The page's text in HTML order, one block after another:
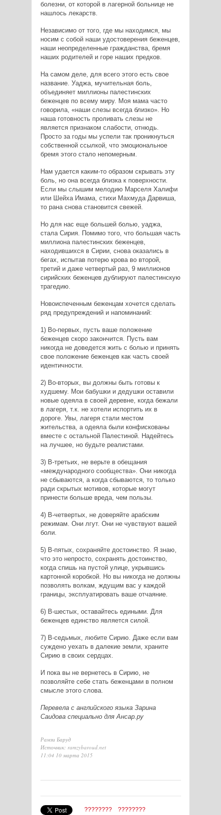
болезни, от которой в лагерной больнице не
нашлось лекарств.
Независимо от того, где мы находимся, мы
носим с собой наши удостоверения беженцев,
наши неопределенные гражданства, бремя
наших родителей и горе наших предков.
На самом деле, для всего этого есть свое
название. Уаджа, мучительная боль,
объединяет миллионы палестинских
беженцев по всему миру. Моя мама часто
говорила, «наши слезы всегда близко». Но
наша готовность проливать слезы не
является признаком слабости, отнюдь.
Просто за годы мы успели так проникнуться
собственной ссылкой, что эмоциональное
бремя этого стало непомерным.
Нам удается каким-то образом скрывать эту
боль, но она всегда близка к поверхности.
Если мы слышим мелодию Марселя Халифи
или Шейха Имама, стихи Махмуда Дарвиша,
то рана снова становится свежей.
Но для нас еще большей болью, уаджа,
стала Сирия. Помимо того, что большая часть
миллиона палестинских беженцев,
находившихся в Сирии, снова оказались в
бегах, испытав потерю крова во второй,
третий и даже четвертый раз, 9 миллионов
сирийских беженцев дублируют палестинскую
трагедию.
Новоиспеченным беженцам хочется сделать
ряд предупреждений и напоминаний:
1) Во-первых, пусть ваше положение
беженцев скоро закончится. Пусть вам
никогда не доведется жить с болью и принять
свое положение беженцев как часть своей
идентичности.
2) Во-вторых, вы должны быть готовы к
худшему. Мои бабушки и дедушки оставили
новые одеяла в своей деревне, когда бежали
в лагеря, т.к. не хотели испортить их в
дороге. Увы, лагеря стали местом
жительства, а одеяла были конфискованы
вместе с остальной Палестиной. Надейтесь
на лучшее, но будьте реалистами.
3) В-третьих, не верьте в обещания
«международного сообщества». Они никогда
не сбываются, а когда сбываются, то только
ради скрытых мотивов, которые могут
принести больше вреда, чем пользы.
4) В-четвертых, не доверяйте арабским
режимам. Они лгут. Они не чувствуют вашей
боли.
5) В-пятых, сохраняйте достоинство. Я знаю,
что это непросто, сохранять достоинство,
когда спишь на пустой улице, укрывшись
картонной коробкой. Но вы никогда не должны
позволять волкам, ждущим вас у каждой
границы, эксплуатировать ваше отчаяние.
6) В-шестых, оставайтесь едиными. Для
беженцев единство является силой.
7) В-седьмых, любите Сирию. Даже если вам
суждено уехать в далекие земли, храните
Сирию в своих сердцах.
И пока вы не вернетесь в Сирию, не
позволяйте себе стать беженцами в полном
смысле этого слова.
Перевела с английского языка Зарина
Саидова специально для Ансар.ру
Рамзи Баруд
Источник: ramzybaroud.net
11:04 10 марта 2015
???????? ????????